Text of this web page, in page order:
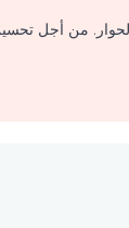
من أجل